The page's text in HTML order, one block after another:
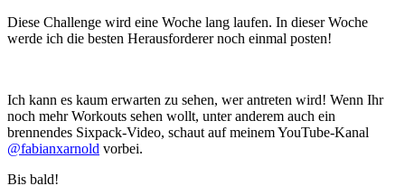
Diese Challenge wird eine Woche lang laufen. In dieser Woche
werde ich die besten Herausforderer noch einmal posten!
Ich kann es kaum erwarten zu sehen, wer antreten wird! Wenn Ihr
noch mehr Workouts sehen wollt, unter anderem auch ein
brennendes Sixpack-Video, schaut auf meinem YouTube-Kanal
@fabianxarnold vorbei.
Bis bald!